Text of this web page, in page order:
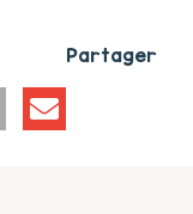
Partager